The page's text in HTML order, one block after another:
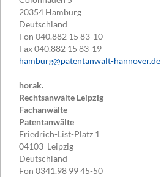
20354 Hamburg
Deutschland
Fon 040.882 15 83-10
Fax040.882 15 83-19
hamburg@patentanwalt-hannover.de
horak.
Rechtsanwälte Leipzig
Fachanwälte
Patentanwälte
Friedrich-List-Platz 1
04103 Leipzig
Deutschland
Fon 0341.98 99 45-50